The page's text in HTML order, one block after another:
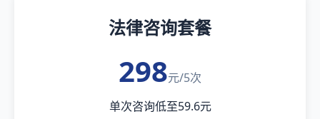
法律咨询套餐
298元/5次
单次咨询低至59.6元